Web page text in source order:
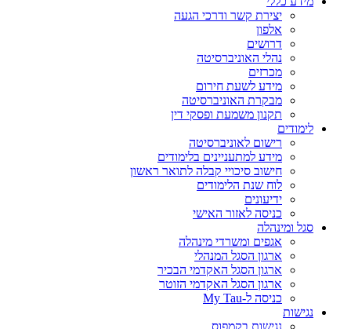
יצירת קשר ודרכי הגעה
אלפון
דרושים
נהלי האוניברסיטה
מכרזים
מידע לשעת חירום
מבקרת האוניברסיטה
תקנון משמעת ופסקי דין
לימודים
רישום לאוניברסיטה
מידע למתעניינים בלימודים
חישוב סיכויי קבלה לתואר ראשון
לוח שנת הלימודים
ידיעונים
כניסה לאזור האישי
סגל ומינהלה
אגפים ומשרדי מינהלה
ארגון הסגל המנהלי
ארגון הסגל האקדמי הבכיר
ארגון הסגל האקדמי הזוטר
כניסה ל-My Tau
נגישות
נגישות בקמפוס